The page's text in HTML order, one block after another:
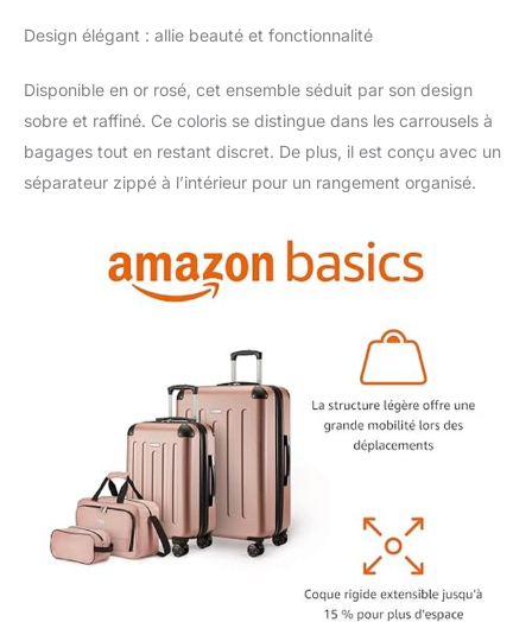
un rangement peu
que le sac fourre-tout
et le sac de voyage
compact peuvent être
facilement empilés sur
la valise pour un
FLUIDE ET À BRUIT
RÉDUIT : Les roulettes
manœuvrer sans effort
et avec un bruit réduit,
tandis que la poignée
télescopique et la
construction légère
facilitent la
manipulation et le
levage.
Design élégant : allie beauté et fonctionnalité
Disponible en or rosé, cet ensemble séduit par son design
sobre et raffiné. Ce coloris se distingue dans les carrousels à
bagages tout en restant discret. De plus, il est conçu avec un
séparateur zippé à l’intérieur pour un rangement organisé.